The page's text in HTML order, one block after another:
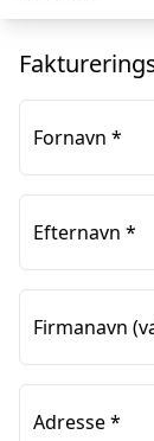
Fornavn *
Efternavn *
Firmanavn
Adresse*